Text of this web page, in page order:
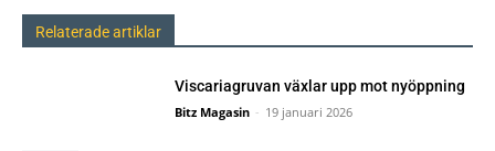
Relaterade artiklar
Viscariagruvan växlar upp mot nyöppning
Bitz Magasin - 19 januari 2026